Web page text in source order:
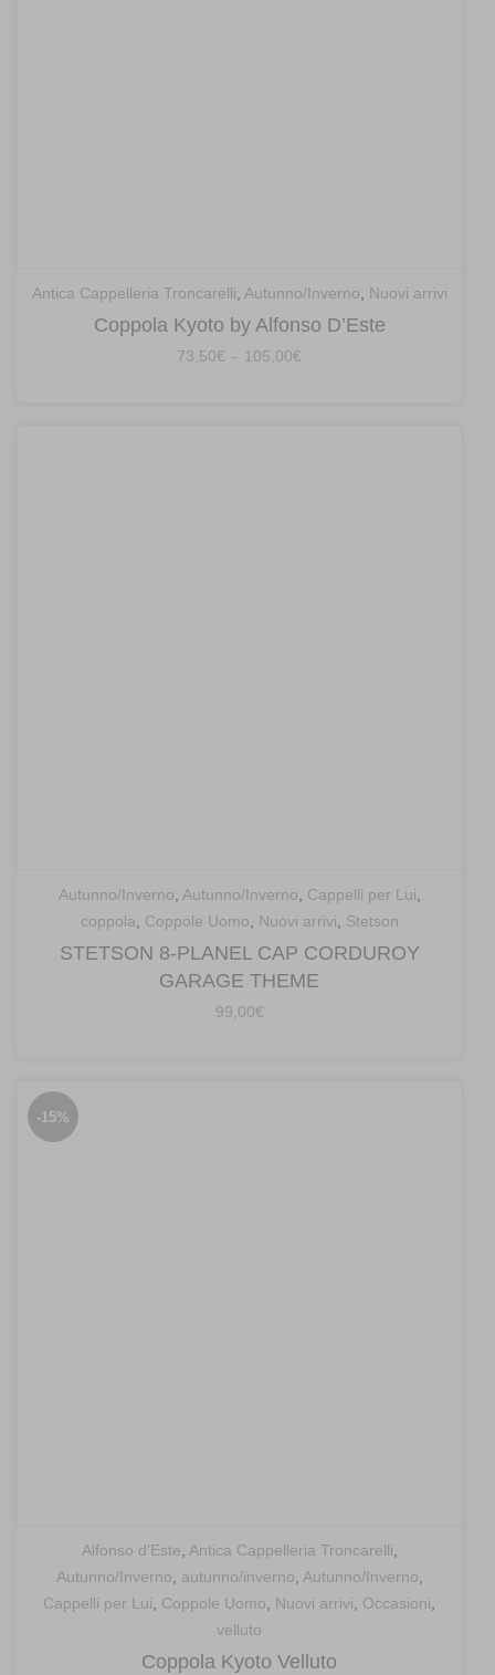
Antica Cappelleria Troncarelli, Autunno/Inverno, Nuovi arrivi
Coppola Kyoto by Alfonso D’Este
73,50€ - 105,00€
Autunno/Inverno, Autunno/Inverno, Cappelli per Lui,
coppola, Coppole Uomo, Nuovi arrivi, Stetson
STETSON 8-PLANEL CAP CORDUROY
GARAGE THEME
99,00€
-15%
Alfonso d'Este, Antica Cappelleria Troncarelli,
Autunno/Inverno, autunno/inverno, Autunno/Inverno,
Cappelli per Lui, Coppole Uomo, Nuovi arrivi, Occasioni,
velluto
Coppola Kyoto Velluto